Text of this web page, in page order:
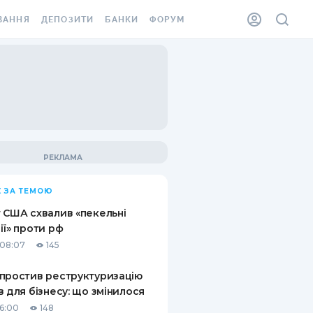
ВІНЬЄТКА
ВІД
ВИПАДКІВ
ДЕПОЗИТИ
ПИТАННЯ ТА ВІДПОВІДІ
ДЕПОЗИТНИЙ КАЛЬКУЛЯТОР
ПУТІВНИКИ ПО
БАНКИ ФОРУМ
ЗА ТЕМОЮ
США схвалив «пекельні
проти рф
145
реструктуризацію
для бізнесу: що змінилося
148